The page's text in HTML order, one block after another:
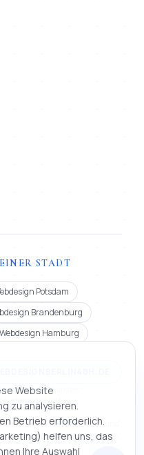
STADT
Potsdam
Brandenburg
Webdesign Hamburg
(12 Mon.). Bundles
in 48 h.
Leipzig, Dortmund,
| Webseite erstellen lassen,
Firmenmappen.
Website
zu analysieren.
Betrieb erforderlich.
helfen uns, das
Ihre Auswahl